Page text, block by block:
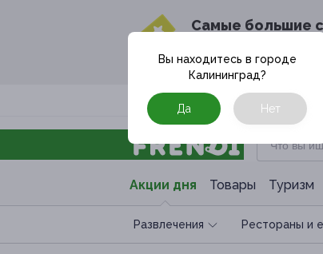
Cамые большие
в твоём
Москва
Акции дня Товары Туризм
Развлечения Рестораны и
Вы находитесь в городе
Калининград?
Да Нет